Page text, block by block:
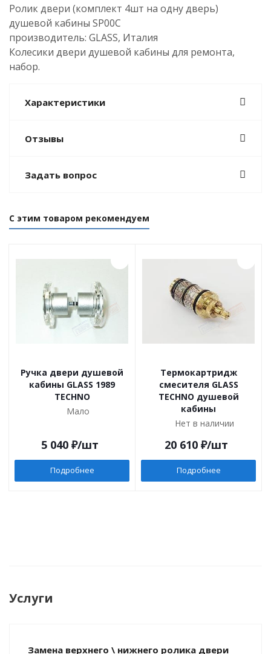
Ролик двери (комплект 4шт на одну дверь)
душевой кабины SP00C
производитель: GLASS, Италия
Колесики двери душевой кабины для ремонта,
набор.
Характеристики
Отзывы
Задать вопрос
С этим товаром рекомендуем
Ручка двери душевой
кабины GLASS 1989
TECHNO
Мало
5 040 ₽/шт
Подробнее
Tермокартридж
смесителя GLASS
TECHNO душевой
кабины
Нет в наличии
20 610 ₽/шт
Подробнее
Услуги
Замена верхнего \ нижнего ролика двери